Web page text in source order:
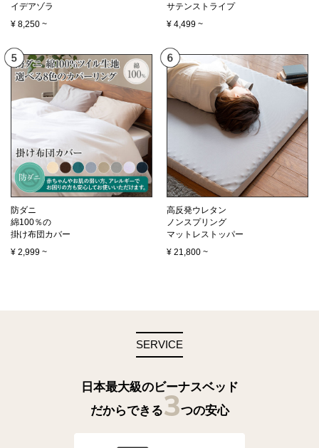
イデアゾラ
¥ 8,250 ~
サテンストライプ
¥ 4,499 ~
防ダニ
綿100％の
掛け布団カバー
¥ 2,999 ~
高反発ウレタン
ノンスプリング
マットレストッパー
¥ 21,800 ~
SERVICE
日本最大級のビーナスベッド
だからできる3つの安心